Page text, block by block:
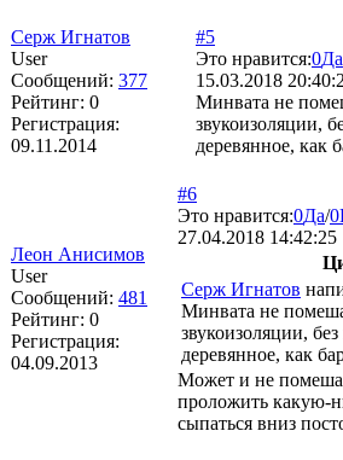
Серж Игнатов
User
Сообщений: 377
Рейтинг: 0
Регистрация:
09.11.2014
#5
Это нравится:0Да
15.03.2018
Минвата не
звукоизоляции,
деревянное, как
Леон Анисимов
User
Сообщений: 481
Рейтинг: 0
Регистрация:
04.09.2013
#6
Это нравится:0Да/0
27.04.2018 14:42:25
Серж Игнатов
Минвата не
звукоизоляции,
деревянное, как
Может и не
проложить какую-
сыпаться вниз